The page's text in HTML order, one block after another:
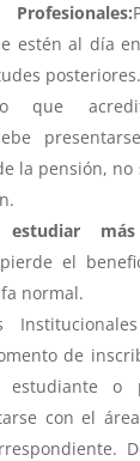
estén al día
posteriores.
que
la pensión,
pierde el
normal.
de
estudiante o
con el